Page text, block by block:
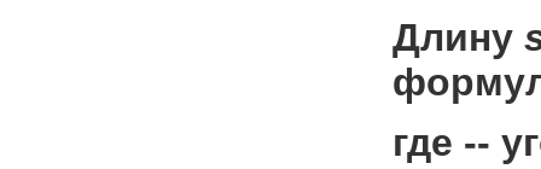
Длину
где --